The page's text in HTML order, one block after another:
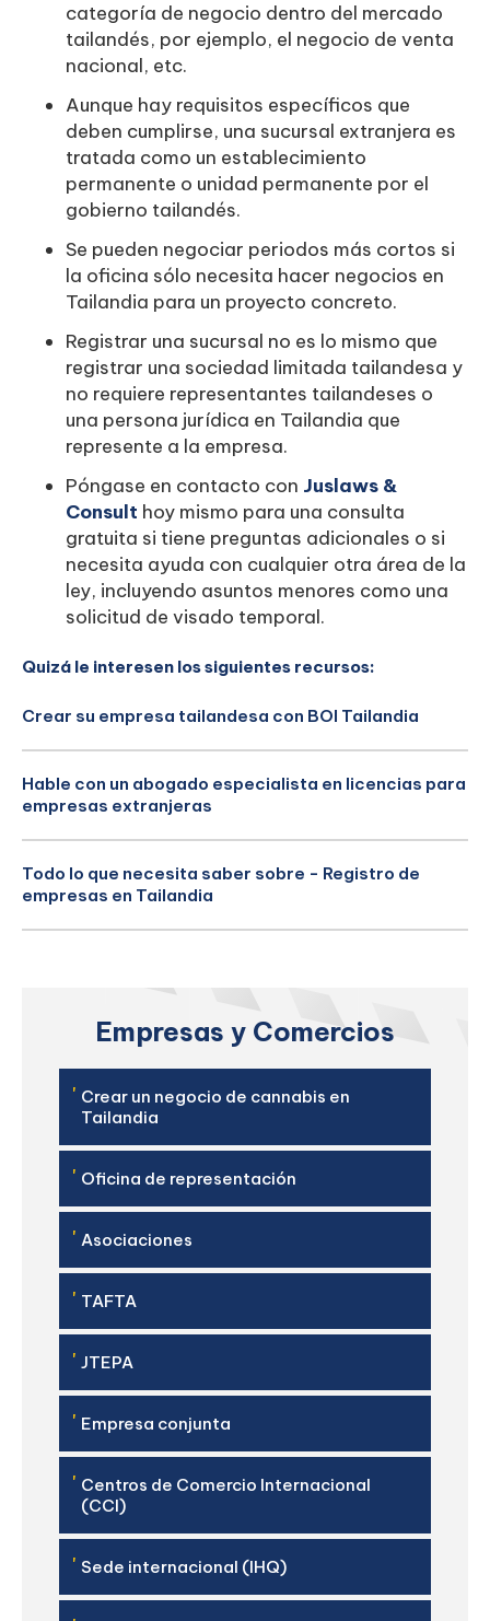
categoría de negocio dentro del mercado
tailandés, por ejemplo, el negocio de venta
nacional, etc.
Aunque hay requisitos específicos que
deben cumplirse, una sucursal extranjera es
tratada como un establecimiento
permanente o unidad permanente por el
gobierno tailandés.
Se pueden negociar periodos más cortos si
la oficina sólo necesita hacer negocios en
Tailandia para un proyecto concreto.
Registrar una sucursal no es lo mismo que
registrar una sociedad limitada tailandesa y
no requiere representantes tailandeses o
una persona jurídica en Tailandia que
represente a la empresa.
Póngase en contacto con Juslaws &
Consult hoy mismo para una consulta
gratuita si tiene preguntas adicionales o si
necesita ayuda con cualquier otra área de la
ley, incluyendo asuntos menores como una
solicitud de visado temporal.
Quizá le interesen los siguientes recursos:
Crear su empresa tailandesa con BOI Tailandia
Hable con un abogado especialista en licencias para
empresas extranjeras
Todo lo que necesita saber sobre - Registro de
empresas en Tailandia
Empresas y Comercios
' Crear un negocio de cannabis en
Tailandia
' Oficina de representación
' Asociaciones
' TAFTA
' JTEPA
' Empresa conjunta
' Centros de Comercio Internacional
(CCI)
' Sede internacional (IHQ)